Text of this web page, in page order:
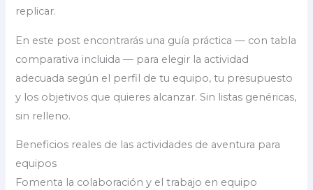
replicar.
En este post encontrarás una guía práctica — con tabla
comparativa incluida — para elegir la actividad
adecuada según el perfil de tu equipo, tu presupuesto
y los objetivos que quieres alcanzar. Sin listas genéricas,
sin relleno.
Beneficios reales de las actividades de aventura para
equipos
Fomenta la colaboración y el trabajo en equipo